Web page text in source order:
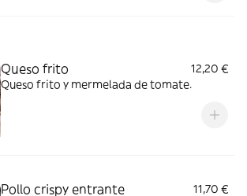
Queso frito
12,20 €
Queso frito y mermelada de tomate.
Pollo crispy entrante
11,70 €